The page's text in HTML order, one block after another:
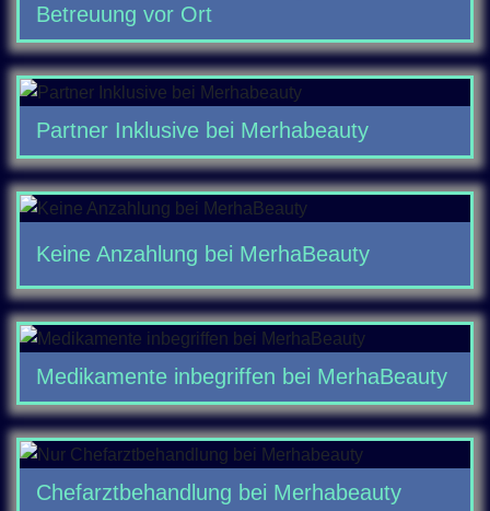
Betreuung vor Ort
Partner Inklusive bei Merhabeauty
Keine Anzahlung bei MerhaBeauty
Medikamente inbegriffen bei MerhaBeauty
Chefarztbehandlung bei Merhabeauty